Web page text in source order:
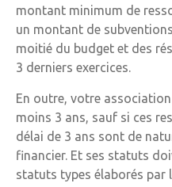
montant minimum de
un montant de
moitié du budget et des
3 derniers exercices.
En outre, votre
moins 3 ans, sauf si ces
délai de 3 ans sont de
financier. Et ses statuts
statuts types élaborés par